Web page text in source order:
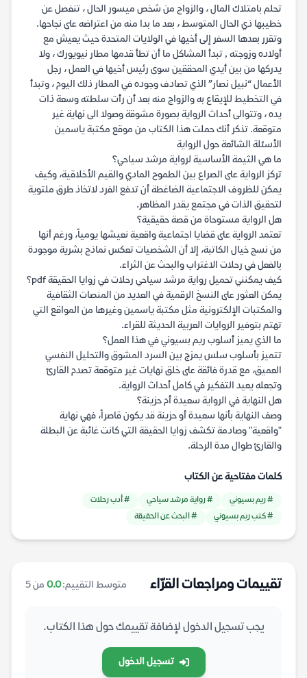
تحلم بامتلاك المال ، والزواج من شخص ميسور الحال ، تنفصل عن
خطيبها ذي الحال المتوسط ، بعد ما بدا منه من اعتراضه على نجاحها.
وتقرر بعدها السفر إلى أخيها في الولايات المتحدة حيث يعيش مع
أولاده وزوجته , تبدأ المشاكل ما أن تطأ قدمها مطار نيويورك ، ولا
يدركها من بين أيدي المحققين سوى رئيس أخيها في العمل ، رجل
الأعمال “نبيل نصار” الذي تصادف وجوده في المطار ذلك اليوم ، وتبدأ
في التخطيط للإيقاع به والزواج منه بعد أن رأت سلطته وسعة ذات
يده ، وتتوالى أحداث الرواية بصورة مشوقة وصولا الى نهاية غير
متوقعة. تذكر أنك حملت هذا الكتاب من موقع مكتبة ياسمين
الأسئلة الشائعة حول الرواية
ما هي الثيمة الأساسية لرواية مرشد سياحي؟
تركز الرواية على الصراع بين الطموح المادي والقيم الأخلاقية، وكيف
يمكن للظروف الاجتماعية الضاغطة أن تدفع الفرد لاتخاذ طرق ملتوية
لتحقيق الذات في مجتمع يقدر المظاهر.
هل الرواية مستوحاة من قصة حقيقية؟
تعتمد الرواية على قضايا اجتماعية واقعية نعيشها يومياً، ورغم أنها
من نسج خيال الكاتبة، إلا أن الشخصيات تعكس نماذج بشرية موجودة
بالفعل في رحلات الاغتراب والبحث عن الثراء.
كيف يمكنني تحميل رواية مرشد سياحي رحلات في زوايا الحقيقة pdf؟
يمكن العثور على النسخ الرقمية في العديد من المنصات الثقافية
والمكتبات الإلكترونية مثل مكتبة ياسمين وغيرها من المواقع التي
تهتم بتوفير الروايات العربية الحديثة للقراء.
ما الذي يميز أسلوب ريم بسيوني في هذا العمل؟
تتميز بأسلوب سلس يمزج بين السرد المشوق والتحليل النفسي
العميق، مع قدرة فائقة على خلق نهايات غير متوقعة تصدم القارئ
وتجعله يعيد التفكير في كامل أحداث الرواية.
هل النهاية في الرواية سعيدة أم حزينة؟
وصف النهاية بأنها سعيدة أو حزينة قد يكون قاصراً، فهي نهاية
"واقعية" وصادمة تكشف زوايا الحقيقة التي كانت غائبة عن البطلة
والقارئ طوال مدة الرحلة.
كلمات مفتاحية عن الكتاب
# ريم بسيوني # رواية مرشد سياحي
# أدب رحلات
# كتب ريم بسيوني
# البحث عن الحقيقة
تقييمات ومراجعات القرّاء متوسط التقييم:0.0 من 5
يجب تسجيل الدخول لإضافة تقييمك حول هذا الكتاب.
تسجيل الدخول